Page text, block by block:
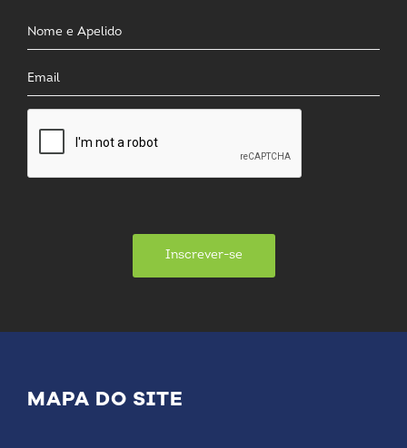
Inscrever-se
MAPA DO SITE